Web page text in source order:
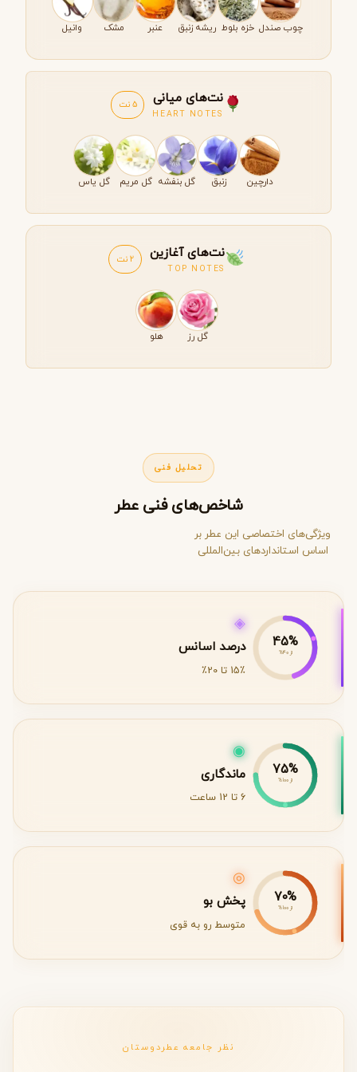
چوب صندل خزه بلوط ریشه زنبق عنبر مشک وانیل
نت‌های میانی
HEART NOTES
5 نت
دارچین زنبق گل بنفشه گل مریم گل یاس
نت‌های آغازین
TOP NOTES
2 نت
گل رز هلو
تحلیل فنی
شاخص‌های فنی عطر
ویژگی‌های اختصاصی این عطر بر
اساس استانداردهای بین‌المللی
45%
از 40%
◈
درصد اسانس
15٪ تا 20٪
75%
از 100%
◉
ماندگاری
6 تا 12 ساعت
70%
از 100%
◎
پخش بو
متوسط رو به قوی
نظر جامعه عطردوستان